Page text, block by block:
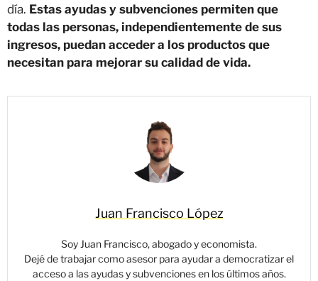
día. Estas ayudas y subvenciones permiten que
todas las personas, independientemente de sus
ingresos, puedan acceder a los productos que
necesitan para mejorar su calidad de vida.
Juan Francisco López
Soy Juan Francisco, abogado y economista.
Dejé de trabajar como asesor para ayudar a democratizar el
acceso a las ayudas y subvenciones en los últimos años.